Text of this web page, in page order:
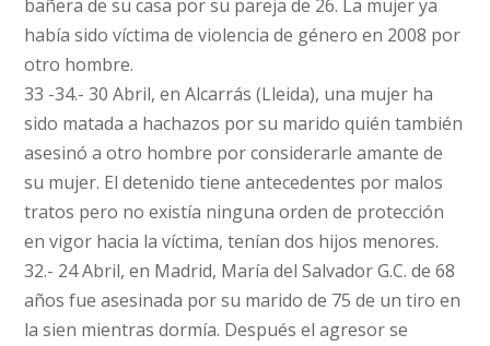
bañera de su casa por su pareja de 26. La mujer ya
había sido víctima de violencia de género en 2008 por
otro hombre.
33 -34.- 30 Abril, en Alcarrás (Lleida), una mujer ha
sido matada a hachazos por su marido quién también
asesinó a otro hombre por considerarle amante de
su mujer. El detenido tiene antecedentes por malos
tratos pero no existía ninguna orden de protección
en vigor hacia la víctima, tenían dos hijos menores.
32.- 24 Abril, en Madrid, María del Salvador G.C. de 68
años fue asesinada por su marido de 75 de un tiro en
la sien mientras dormía. Después el agresor se